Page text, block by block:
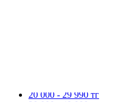
20 000 - 29 990 тг